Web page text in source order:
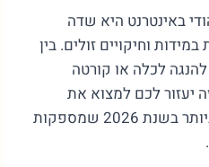
באינטרנט היא שדה
וחיקויים זולים. בין
לכלה או קורטה
יעזור לכם למצוא את
החנויות האמינות ביותר בשנת 2026 שמספקות